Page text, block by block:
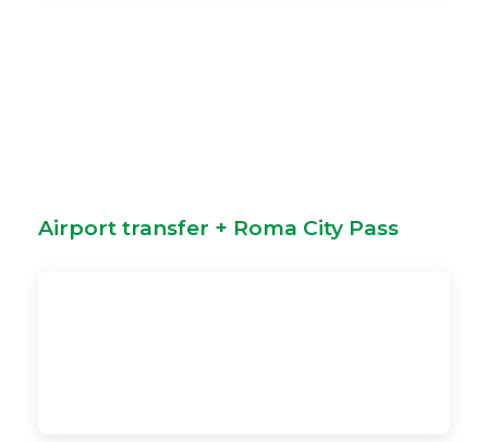
Airport transfer + Roma City Pass